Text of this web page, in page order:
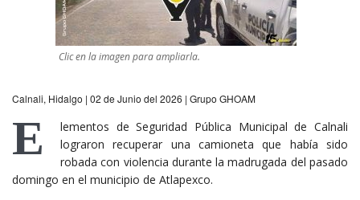
Clic en la imagen para ampliarla.
​Calnali, Hidalgo | 02 de Junio del 2026 | Grupo GHOAM
E
lementos de Seguridad Pública Municipal de Calnali
lograron recuperar una camioneta que había sido
robada con violencia durante la madrugada del pasado
domingo en el municipio de Atlapexco.